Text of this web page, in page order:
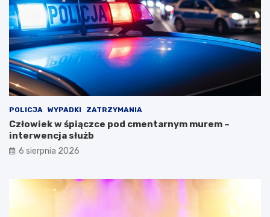
POLICJA WYPADKI ZATRZYMANIA
Człowiek w śpiączce pod cmentarnym murem –
interwencja służb
6 sierpnia 2026